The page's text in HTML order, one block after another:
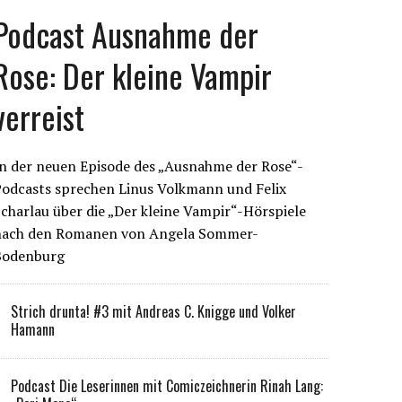
Ausnahme der
Der kleine Vampir
der neuen Episode des „Ausnahme der Rose“-
sprechen Linus Volkmann und Felix
über die „Der kleine Vampir“-Hörspiele
den Romanen von Angela Sommer-
Strich drunta! #3 mit Andreas C. Knigge und Volker
Hamann
Podcast Die Leserinnen mit Comiczeichnerin Rinah Lang: